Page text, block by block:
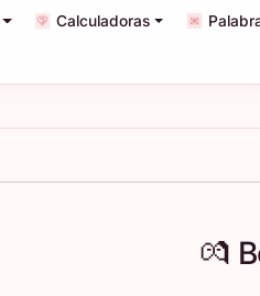
Calculadoras
💏